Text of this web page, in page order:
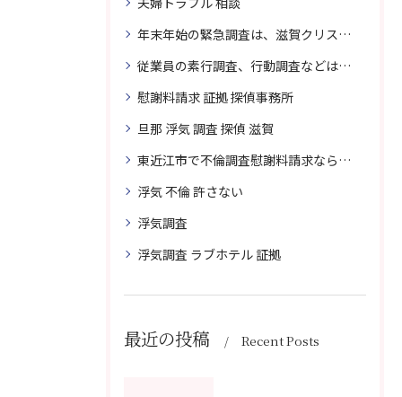
年末年始の緊急調査は、滋賀クリスタル探偵事務所へご相談
従業員の素行調査、行動調査などは、滋賀クリスタル探偵事務所へまずは、ご相談
慰謝料請求 証拠 探偵事務所
旦那 浮気 調査 探偵 滋賀
東近江市で不倫調査慰謝料請求なら滋賀クリスタル探偵事務所へご相談
浮気 不倫 許さない
浮気調査
浮気調査 ラブホテル 証拠
最近の投稿 Recent Posts